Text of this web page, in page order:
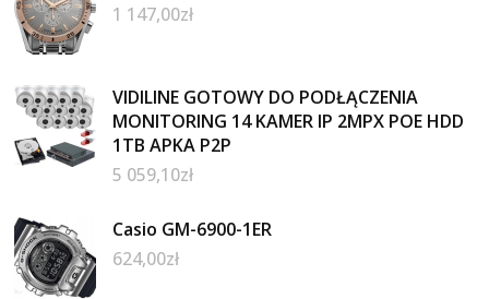
1 147,00zł
VIDILINE GOTOWY DO PODŁĄCZENIA
MONITORING 14 KAMER IP 2MPX POE HDD
1TB APKA P2P
5 059,10zł
Casio GM-6900-1ER
624,00zł